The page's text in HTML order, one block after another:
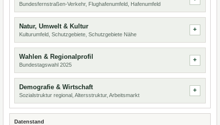
Bundesfernstraßen-Verkehr, Flughafenumfeld, Hafenumfeld
Natur, Umwelt & Kultur
Kulturumfeld, Schutzgebiete, Schutzgebiete Nähe
Wahlen & Regionalprofil
Bundestagswahl 2025
Demografie & Wirtschaft
Sozialstruktur regional, Altersstruktur, Arbeitsmarkt
Datenstand